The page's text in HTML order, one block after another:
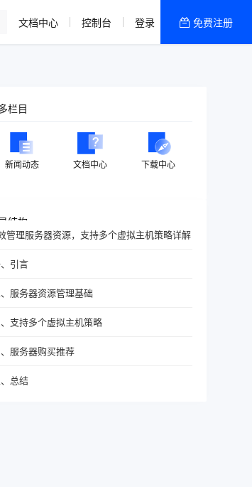
香港精品CN2云
文档中心 控制台 登录 免费注册
栏目
新闻动态 文档中心 下载中心
结构
管理服务器资源，支持多个虚拟主机策略详解
引言
服务器资源管理基础
支持多个虚拟主机策略
服务器购买推荐
总结